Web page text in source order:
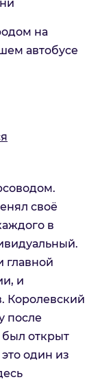
на
автобусе
своё
в
главной
и
Королевский
после
открыт
один из